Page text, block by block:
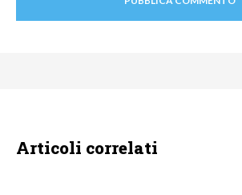
Articoli correlati